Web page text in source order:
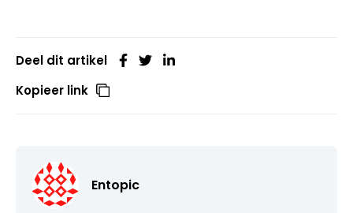
Deel dit artikel
Kopieer link
Entopic